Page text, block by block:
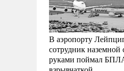
В аэропорту
сотрудник
руками поймал